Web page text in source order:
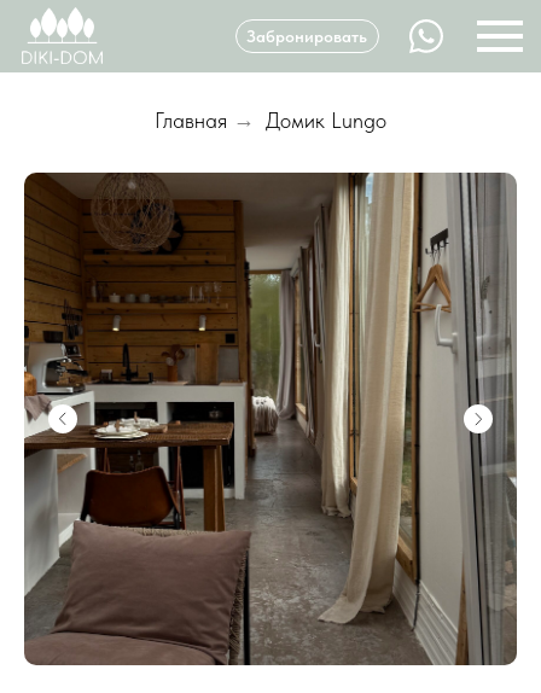
Забронировать
Главная → Домик Lungo